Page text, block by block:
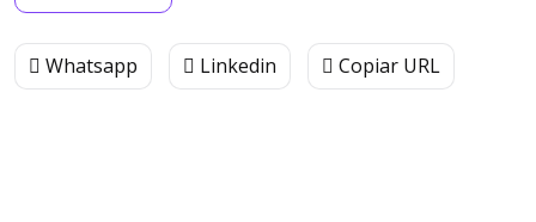
Whatsapp Linkedin Copiar URL